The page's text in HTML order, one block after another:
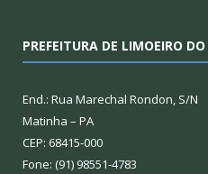
PREFEITURA DE LIMOEIRO
End.: Rua Marechal Rondon, S/N
Matinha – PA
CEP: 68415-000
Fone: (91) 98551-4783